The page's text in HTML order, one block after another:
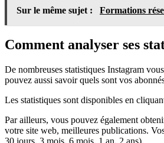
Sur le même sujet : Formations
Comment analyser ses
De nombreuses statistiques Instagram
pouvez aussi savoir quels sont vos
Les statistiques sont disponibles en
Par ailleurs, vous pouvez également
votre site web, meilleures publications.
30 jours, 3 mois, 6 mois, 1 an, 2 ans).